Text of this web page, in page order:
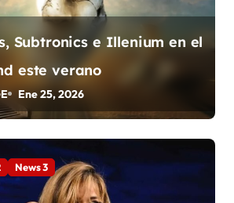
Subtronics e Illenium en el
este verano
Ene 25, 2026
News 3